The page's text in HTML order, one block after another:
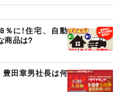
％に!住宅、自動
商品は?
田章男社長は何